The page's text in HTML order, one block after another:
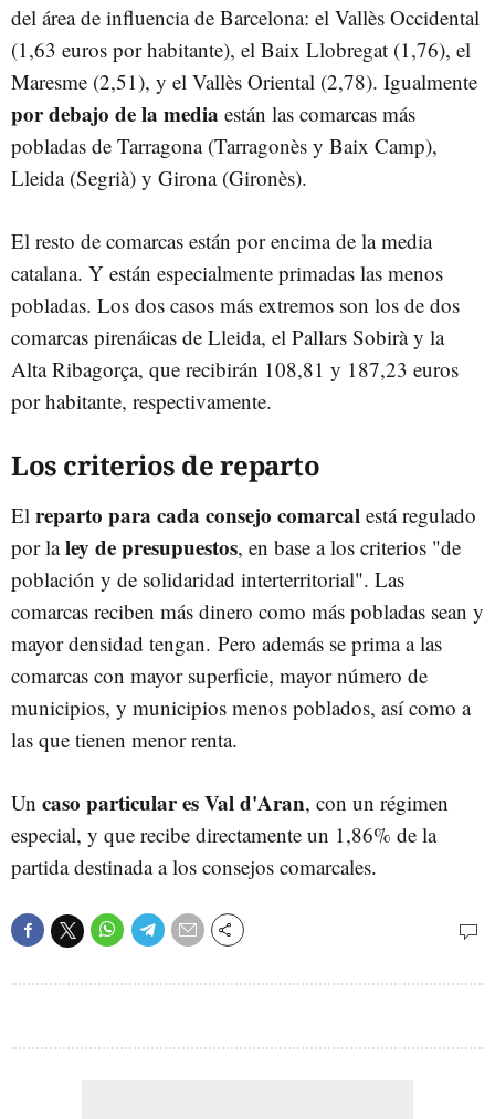
del área de influencia de Barcelona: el Vallès Occidental
(1,63 euros por habitante), el Baix Llobregat (1,76), el
Maresme (2,51), y el Vallès Oriental (2,78). Igualmente
por debajo de la media están las comarcas más
pobladas de Tarragona (Tarragonès y Baix Camp),
Lleida (Segrià) y Girona (Gironès).
El resto de comarcas están por encima de la media
catalana. Y están especialmente primadas las menos
pobladas. Los dos casos más extremos son los de dos
comarcas pirenáicas de Lleida, el Pallars Sobirà y la
Alta Ribagorça, que recibirán 108,81 y 187,23 euros
por habitante, respectivamente.
Los criterios de reparto
El reparto para cada consejo comarcal está regulado
por laley de presupuestos, en base a los criterios "de
población y de solidaridad interterritorial". Las
comarcas reciben más dinero como más pobladas sean y
mayor densidad tengan. Pero además se prima a las
comarcas con mayor superficie, mayor número de
municipios, y municipios menos poblados, así como a
las que tienen menor renta.
Un caso particular es Val d'Aran, con un régimen
especial, y que recibe directamente un 1,86% de la
partida destinada a los consejos comarcales.